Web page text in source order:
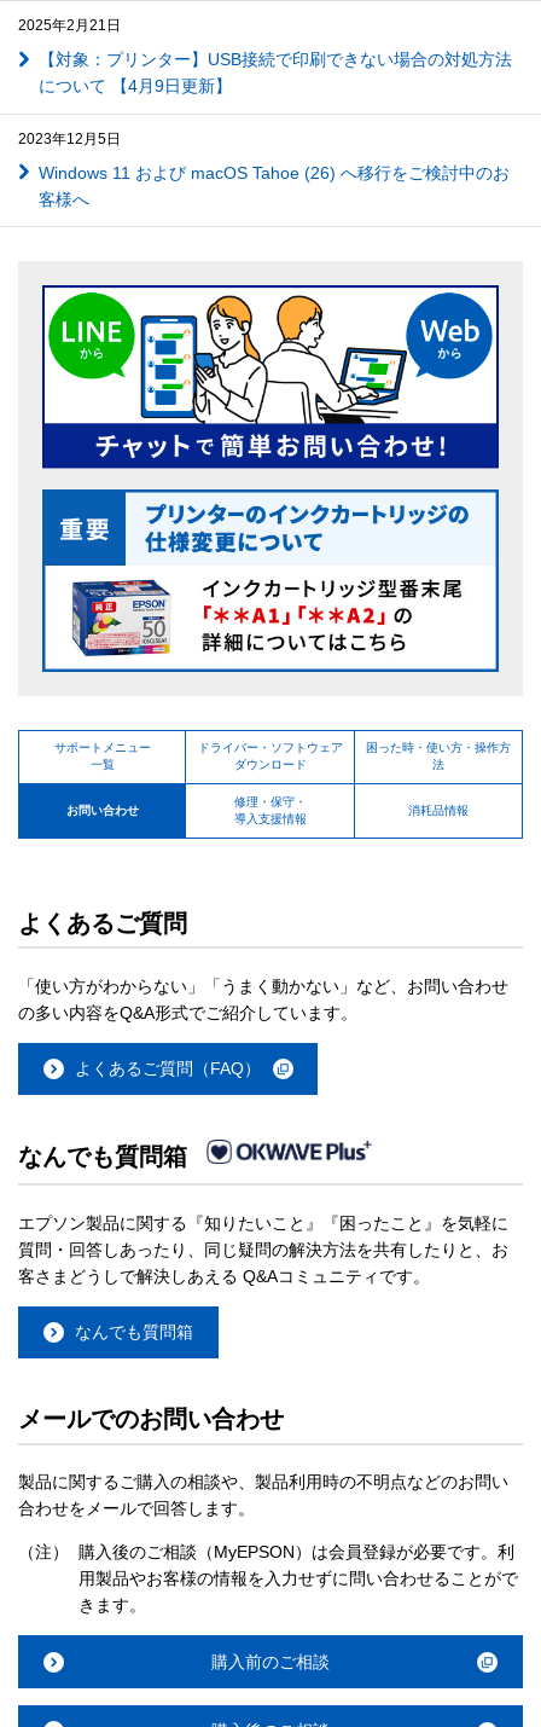
2025年2月21日
【対象：プリンター】USB接続で印刷できない場合の対処方法
について 【4月9日更新】
2023年12月5日
Windows 11 および macOS Tahoe (26) へ移行をご検討中のお
客様へ
サポートメニュー
一覧
ドライバー・ソフトウェア
ダウンロード
困った時・使い方・操作方
法
お問い合わせ
修理・保守・
導入支援情報
消耗品情報
よくあるご質問
「使い方がわからない」「うまく動かない」など、お問い合わせ
の多い内容をQ&A形式でご紹介しています。
よくあるご質問（FAQ）
なんでも質問箱
エプソン製品に関する『知りたいこと』『困ったこと』を気軽に
質問・回答しあったり、同じ疑問の解決方法を共有したりと、お
客さまどうしで解決しあえる Q&Aコミュニティです。
なんでも質問箱
メールでのお問い合わせ
製品に関するご購入の相談や、製品利用時の不明点などのお問い
合わせをメールで回答します。
（注）
購入後のご相談（MyEPSON）は会員登録が必要です。利
用製品やお客様の情報を入力せずに問い合わせることがで
きます。
購入前のご相談